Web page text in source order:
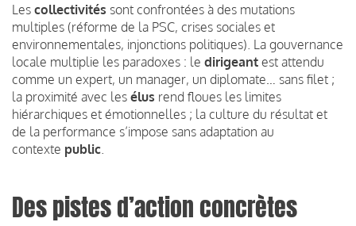
Les collectivités sont confrontées à des mutations
multiples (réforme de la PSC, crises sociales et
environnementales, injonctions politiques). La gouvernance
locale multiplie les paradoxes : le dirigeant est attendu
comme un expert, un manager, un diplomate… sans filet ;
la proximité avec les élus rend floues les limites
hiérarchiques et émotionnelles ; la culture du résultat et
de la performance s’impose sans adaptation au
contexte public
Des pistes d’action concrètes